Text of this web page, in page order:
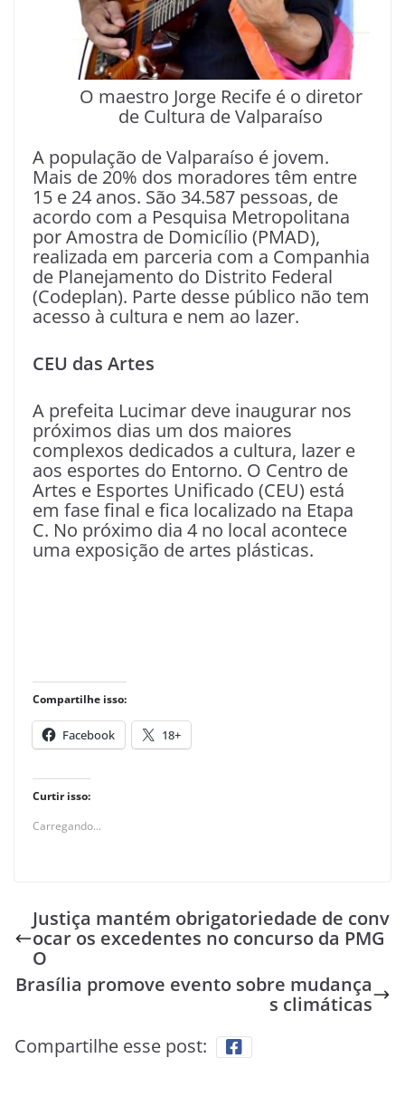
O maestro Jorge Recife é o diretor
de Cultura de Valparaíso
A população de Valparaíso é jovem.
Mais de 20% dos moradores têm entre
15 e 24 anos. São 34.587 pessoas, de
acordo com a Pesquisa Metropolitana
por Amostra de Domicílio (PMAD),
realizada em parceria com a Companhia
de Planejamento do Distrito Federal
(Codeplan). Parte desse público não tem
acesso à cultura e nem ao lazer.
CEU das Artes
A prefeita Lucimar deve inaugurar nos
próximos dias um dos maiores
complexos dedicados a cultura, lazer e
aos esportes do Entorno. O Centro de
Artes e Esportes Unificado (CEU) está
em fase final e fica localizado na Etapa
C. No próximo dia 4 no local acontece
uma exposição de artes plásticas.
Compartilhe isso:
Facebook 18+
Curtir isso:
Carregando...
Justiça mantém obrigatoriedade de conv
ocar os excedentes no concurso da PMG
O
Brasília promove evento sobre mudança
s climáticas
Compartilhe esse post: